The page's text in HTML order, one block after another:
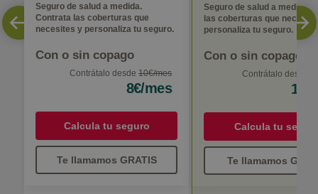
Seguro de salud a medida.
Contrata las coberturas que
necesites y personaliza tu seguro.
Con o sin copago
Contrátalo desde 10€/mes
8€/mes
Calcula tu seguro
Te llamamos GRATIS
Seguro de salud a medida.
las coberturas que
personaliza tu seguro.
Con o sin copago
Contrátalo desde
Calcula tu
Te llamamos